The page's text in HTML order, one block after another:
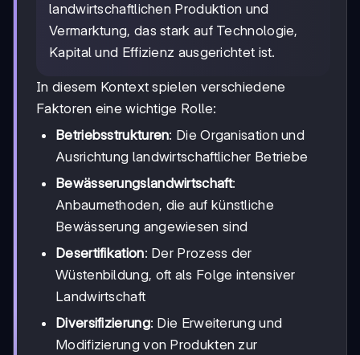
landwirtschaftlichen Produktion und
Vermarktung, das stark auf Technologie,
Kapital und Effizienz ausgerichtet ist.
In diesem Kontext spielen verschiedene
Faktoren eine wichtige Rolle:
Betriebsstrukturen: Die Organisation und
Ausrichtung landwirtschaftlicher Betriebe
Bewässerungslandwirtschaft:
Anbaumethoden, die auf künstliche
Bewässerung angewiesen sind
Desertifikation: Der Prozess der
Wüstenbildung, oft als Folge intensiver
Landwirtschaft
Diversifizierung: Die Erweiterung und
Modifizierung von Produkten zur